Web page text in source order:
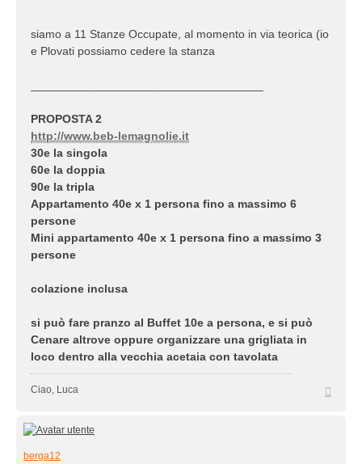
siamo a 11 Stanze Occupate, al momento in via teorica (io
e Plovati possiamo cedere la stanza
PROPOSTA 2
http://www.beb-lemagnolie.it
30e la singola
60e la doppia
90e la tripla
Appartamento 40e x 1 persona fino a massimo 6
persone
Mini appartamento 40e x 1 persona fino a massimo 3
persone
colazione inclusa
si può fare pranzo al Buffet 10e a persona, e si può
Cenare altrove oppure organizzare una grigliata in
loco dentro alla vecchia acetaia con tavolata
Ciao, Luca
berga12